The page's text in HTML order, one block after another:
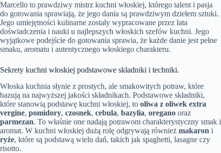
Marcello to prawdziwy mistrz kuchni włoskiej, którego talent i pasja
do gotowania sprawiają, że jego dania są prawdziwym dziełem sztuki.
Jego umiejętności kulinarne zostały wypracowane przez lata
doświadczenia i nauki u najlepszych włoskich szefów kuchni. Jego
wyjątkowe podejście do gotowania sprawia, że każde danie jest pełne
smaku, aromatu i autentycznego włoskiego charakteru.
Sekrety kuchni włoskiej podstawowe składniki i techniki.
Włoska kuchnia słynie z prostych, ale smakowitych potraw, które
bazują na najwyższej jakości składnikach. Podstawowe składniki,
które stanowią podstawę kuchni włoskiej, to oliwa z oliwek extra
vergine, pomidory, czosnek, cebula, bazylia, oregano oraz
parmezan. To właśnie one nadają potrawom charakterystyczny smak i
aromat. W kuchni włoskiej dużą rolę odgrywają również makaron i
ryże, które są podstawą wielu dań, takich jak spaghetti, lasagne czy
risotto.